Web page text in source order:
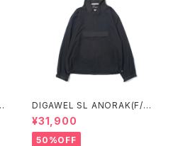
DIGAWEL SL ANORAK(F/C
E.×DIGAWEL) (Blue、Black)
¥31,900
50%OFF